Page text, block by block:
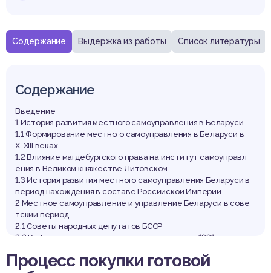
Содержание Выдержка из работы Список литературы
Содержание
Введение
1 История развития местного самоуправления в Беларуси
1.1 Формирование местного самоуправления в Беларуси в
X-XIII веках
1.2 Влияние магдебургского права на институт самоуправл
ения в Великом княжестве Литовском
1.3 История развития местного самоуправления Беларуси в
период нахождения в составе Российской Империи
2 Местное самоуправление и управление Беларуси в сове
тский период
2.1 Советы народных депутатов БССР
2.2 Реформы местного самоуправления после 1991 года
ларусь
Процесс покупки готовой